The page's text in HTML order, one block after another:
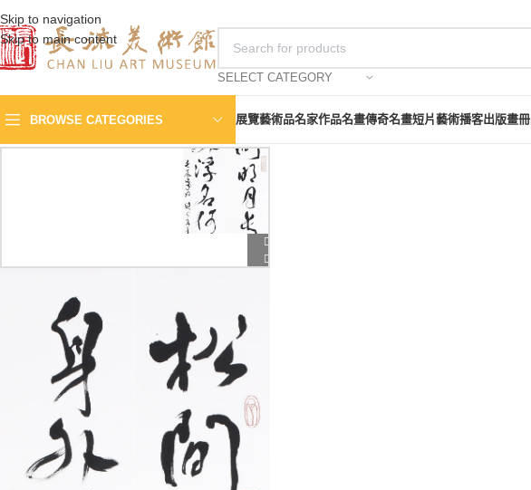
Skip to navigation
Skip to main content
SELECT CATEGORY
BROWSE CATEGORIES 展覽藝術品名家作品名畫傳奇名畫短片藝術播客出版畫冊